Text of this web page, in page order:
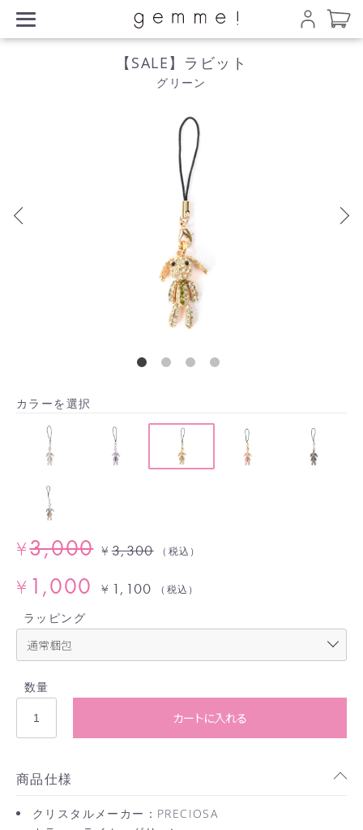
【SALE】ラビット
グリーン
カラーを選択
¥3,000
¥ 1,000
¥ 3,300 （税込）
¥ 1,100 （税込）
ラッピング
数量
カートに入れる
商品仕様
クリスタルメーカー：PRECIOSA